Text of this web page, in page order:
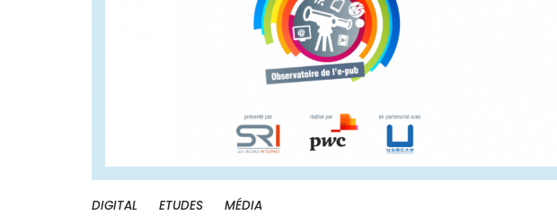
DIGITAL ETUDES MÉDIA